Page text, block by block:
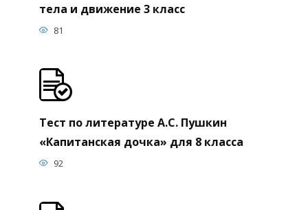
тела и движение 3 класс
81
Тест по литературе А.С. Пушкин
«Капитанская дочка» для 8 класса
92